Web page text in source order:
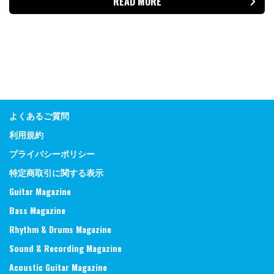
よくあるご質問
利用規約
プライバシーポリシー
特定商取引に関する表示
Guitar Magazine
Bass Magazine
Rhythm & Drums Magazine
Sound & Recording Magazine
Acoustic Guitar Magazine